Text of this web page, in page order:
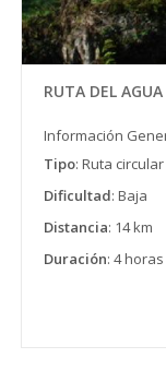
RUTA DEL
Información
Tipo: Ruta circular
Dificultad: Baja
Distancia: 14 km
Duración: 4